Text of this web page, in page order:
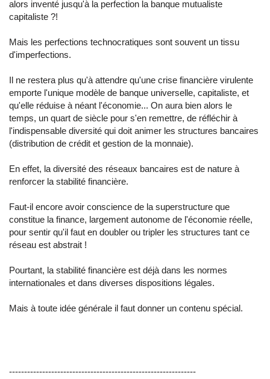
alors inventé jusqu'à la perfection la banque mutualiste
capitaliste ?!
Mais les perfections technocratiques sont souvent un tissu
d'imperfections.
Il ne restera plus qu'à attendre qu'une crise financière virulente
emporte l'unique modèle de banque universelle, capitaliste, et
qu'elle réduise à néant l'économie... On aura bien alors le
temps, un quart de siècle pour s'en remettre, de réfléchir à
l'indispensable diversité qui doit animer les structures bancaires
(distribution de crédit et gestion de la monnaie).
En effet, la diversité des réseaux bancaires est de nature à
renforcer la stabilité financière.
Faut-il encore avoir conscience de la superstructure que
constitue la finance, largement autonome de l'économie réelle,
pour sentir qu'il faut en doubler ou tripler les structures tant ce
réseau est abstrait !
Pourtant, la stabilité financière est déjà dans les normes
internationales et dans diverses dispositions légales.
Mais à toute idée générale il faut donner un contenu spécial.
--------------------------------------------------------------